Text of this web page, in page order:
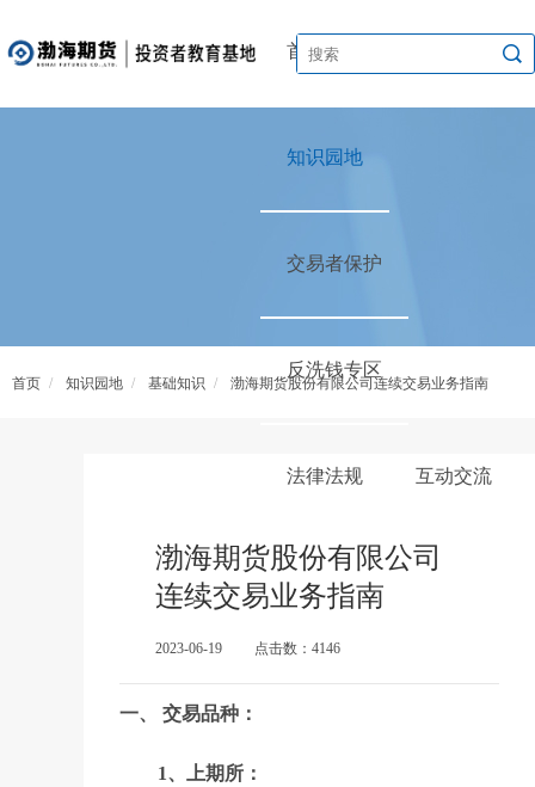
首页
知识园地
交易者保护
反洗钱专区
法律法规 互动交流
首页 / 知识园地 / 基础知识 / 渤海期货股份有限公司连续交易业务指南
渤海期货股份有限公司
连续交易业务指南
2023-06-19 点击数：4146
一、 交易品种：
1、上期所：